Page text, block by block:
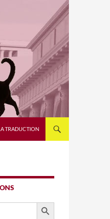
TRADUCTION
SEARCH BUTTON